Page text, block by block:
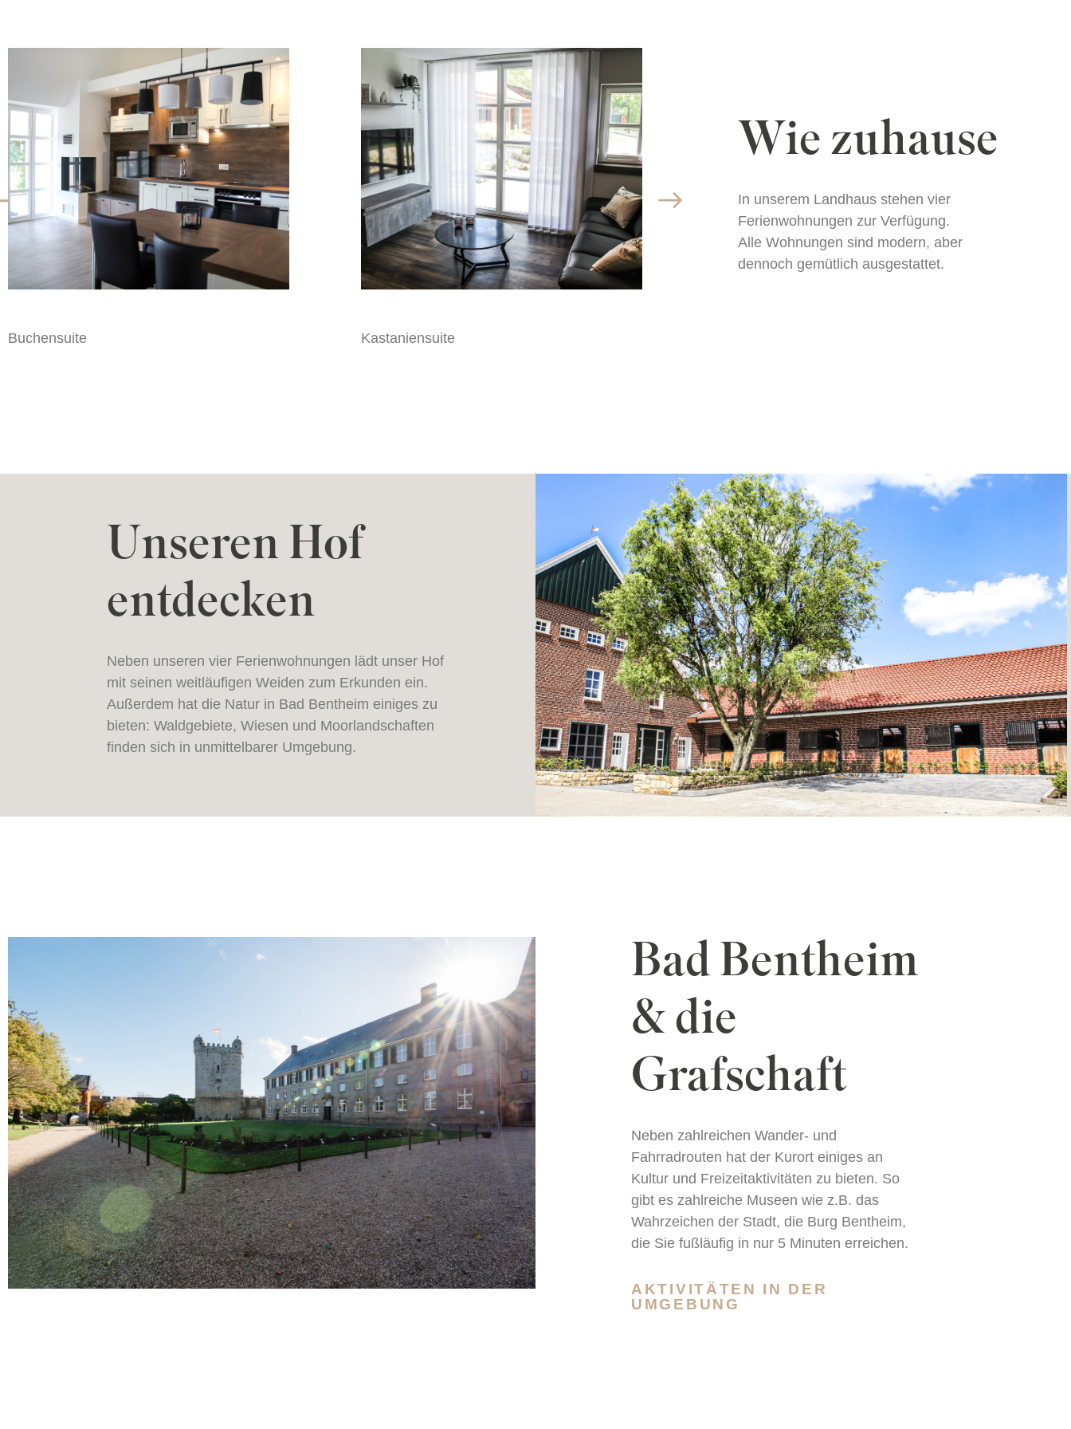
Buchensuite Kastaniensuite
Wie zuhause
In unserem Landhaus stehen vier
Ferienwohnungen zur Verfügung.
Alle Wohnungen sind modern, aber
dennoch gemütlich ausgestattet.
Unseren Hof
entdecken
Neben unseren vier Ferienwohnungen lädt unser Hof
mit seinen weitläufigen Weiden zum Erkunden ein.
Außerdem hat die Natur in Bad Bentheim einiges zu
bieten: Waldgebiete, Wiesen und Moorlandschaften
finden sich in unmittelbarer Umgebung.
Bad Bentheim
& die
Grafschaft
Neben zahlreichen Wander- und
Fahrradrouten hat der Kurort einiges an
Kultur und Freizeitaktivitäten zu bieten. So
gibt es zahlreiche Museen wie z.B. das
Wahrzeichen der Stadt, die Burg Bentheim,
die Sie fußläufig in nur 5 Minuten erreichen.
AKTIVITÄTEN IN DER
UMGEBUNG